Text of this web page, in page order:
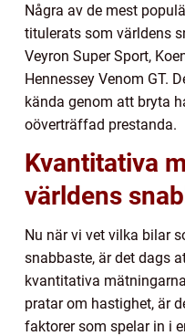
Några av de mest
titulerats som världens
Veyron Super Sport,
Hennessey Venom GT.
kända genom att bryta
oöverträffad prestanda.
Kvantitativa
världens
Nu när vi vet vilka bilar
snabbaste, är det dags
kvantitativa
pratar om hastighet, är
faktorer som spelar in i